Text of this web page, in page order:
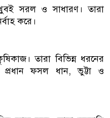
খুবই সরল ও সাধারণ। তারা
করে।
তারা বিভিন্ন ধরনের
ফসল ধান, ভুট্টা ও